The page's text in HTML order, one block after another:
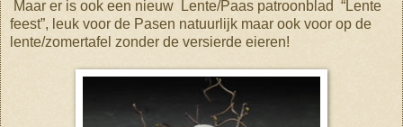
Maar er is ook een nieuw Lente/Paas patroonblad “Lente
feest”, leuk voor de Pasen natuurlijk maar ook voor op de
lente/zomertafel zonder de versierde eieren!